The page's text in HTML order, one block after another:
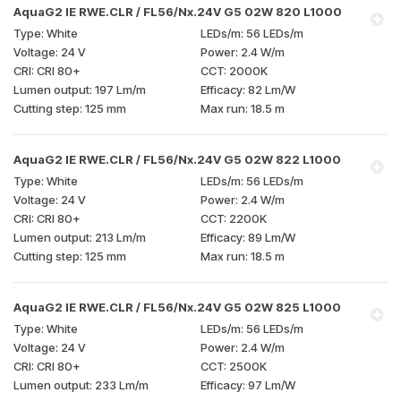
AquaG2 IE RWE.CLR / FL56/Nx.24V G5 02W 820 L1000
White
56 LEDs/m
24 V
2.4 W/m
CRI 80+
2000K
197 Lm/m
82 Lm/W
125 mm
18.5 m
AquaG2 IE RWE.CLR / FL56/Nx.24V G5 02W 822 L1000
White
56 LEDs/m
24 V
2.4 W/m
CRI 80+
2200K
213 Lm/m
89 Lm/W
125 mm
18.5 m
AquaG2 IE RWE.CLR / FL56/Nx.24V G5 02W 825 L1000
White
56 LEDs/m
24 V
2.4 W/m
CRI 80+
2500K
233 Lm/m
97 Lm/W